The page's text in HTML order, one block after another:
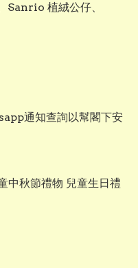
Sanrio 植絨公仔、
通知查詢以幫閣下安
中秋節禮物 兒童生日禮